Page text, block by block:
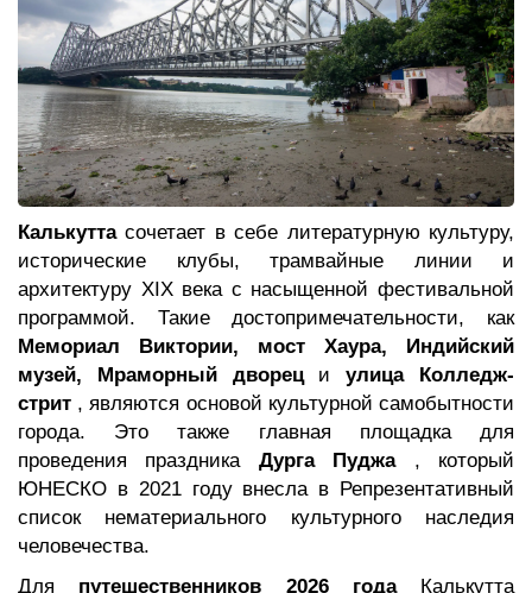
Калькуттасочетает в себе литературную культуру,
исторические клубы, трамвайные линии и
архитектуру XIX века с насыщенной фестивальной
программой. Такие достопримечательности, как
Мемориал Виктории, мост Хаура, Индийский
музей, Мраморный дворециулица Колледж-
стрит , являются основой культурной самобытности
города. Это также главная площадка для
проведения праздника Дурга Пуджа, который
ЮНЕСКО в 2021 году внесла в Репрезентативный
список нематериального культурного наследия
человечества.
Для путешественников 2026 годаКалькутта